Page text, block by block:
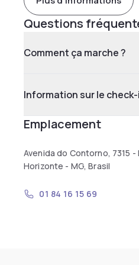
Questions
Comment ça marche ?
Information sur le
Emplacement
Avenida do Contorno, 7315
Horizonte - MG, Brasil
01 84 16 15 69